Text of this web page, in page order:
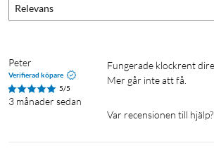
Relevans
Peter
Verifierad köpare
5/5
3 månader sedan
Fungerade klockrent direkt efter inkoppling.
Mer går inte att få.
Var recensionen till hjälp?